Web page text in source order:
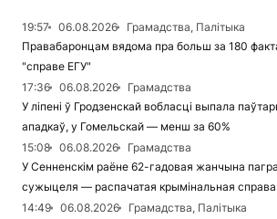
19:57 06.08.2026
Грамадства, Палітыка
Правабаронцам вядома пра больш за 180
"справе ЕГУ"
17:36
06.08.2026
Грамадства
У ліпені ў Гродзенскай вобласці выпала
ападкаў, у Гомельскай — менш за 60%
15:08
06.08.2026
Грамадства
У Сенненскім раёне 62-гадовая жанчына
сужыцеля — распачатая крымінальная справа
14:49
06.08.2026
Грамадства, Палітыка